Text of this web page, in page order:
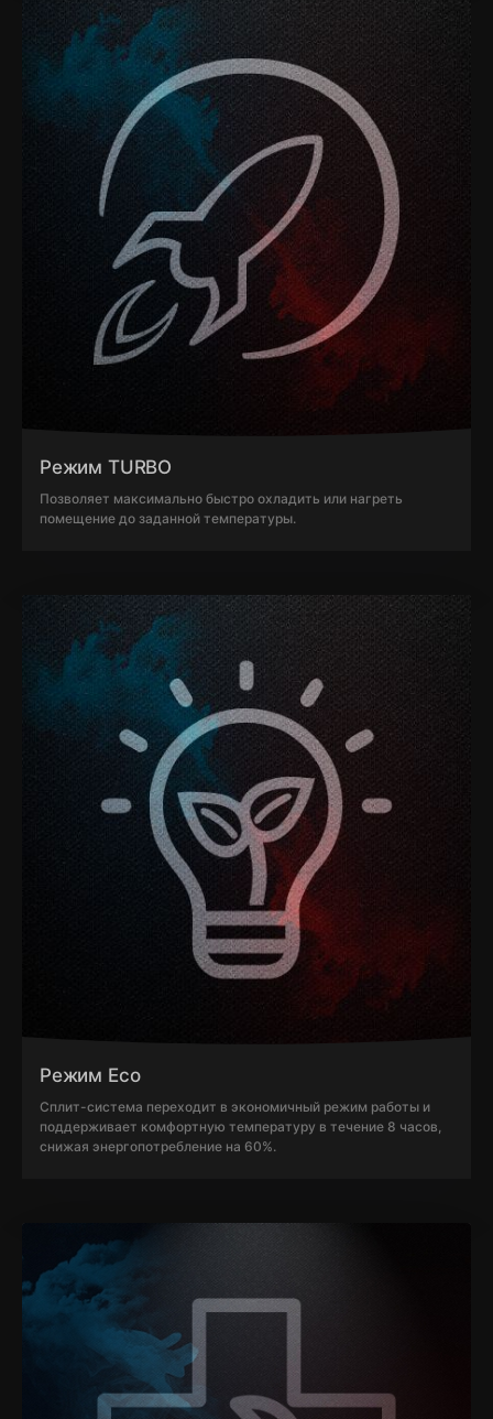
Режим TURBO
Позволяет максимально быстро охладить или нагреть
помещение до заданной температуры.
Режим Eco
Сплит-система переходит в экономичный режим работы и
поддерживает комфортную температуру в течение 8 часов,
снижая энергопотребление на 60%.